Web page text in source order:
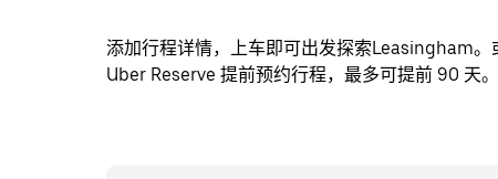
添加行程详情，上车即可出发探索Leasingham。
Uber Reserve 提前预约行程，最多可提前 90 天。